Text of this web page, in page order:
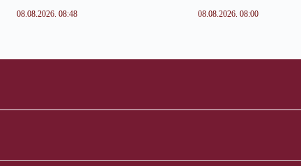
08.08.2026. 08:48 08.08.2026. 08:00